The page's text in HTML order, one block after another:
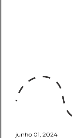
junho 01, 2024